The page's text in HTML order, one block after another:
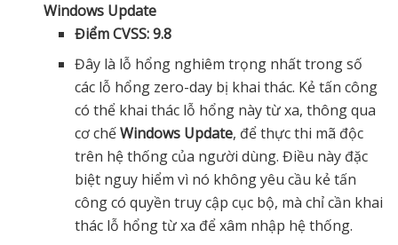
Windows Update
Điểm CVSS: 9.8
Đây là lỗ hổng nghiêm trọng nhất trong số
các lỗ hổng zero-day bị khai thác. Kẻ tấn công
có thể khai thác lỗ hổng này từ xa, thông qua
cơ chếWindows Update, để thực thi mã độc
trên hệ thống của người dùng. Điều này đặc
biệt nguy hiểm vì nó không yêu cầu kẻ tấn
công có quyền truy cập cục bộ, mà chỉ cần khai
thác lỗ hổng từ xa để xâm nhập hệ thống.